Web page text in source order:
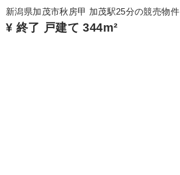
新潟県加茂市秋房甲 加茂駅25分の競売物件
¥ 終了 戸建て 344m²